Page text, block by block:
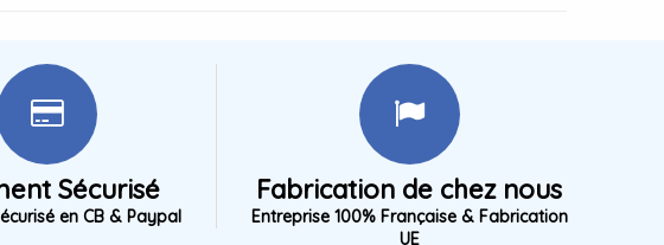
Sécurisé
en CB & Paypal
Fabrication de chez nous
Entreprise 100% Française & Fabrication
UE